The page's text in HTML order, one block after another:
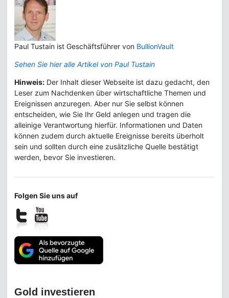
Paul Tustain ist Geschäftsführer von BullionVault
Sehen Sie hier alle Artikel von Paul Tustain
Hinweis: Der Inhalt dieser Webseite ist dazu gedacht, den
Leser zum Nachdenken über wirtschaftliche Themen und
Ereignissen anzuregen. Aber nur Sie selbst können
entscheiden, wie Sie Ihr Geld anlegen und tragen die
alleinige Verantwortung hierfür. Informationen und Daten
können zudem durch aktuelle Ereignisse bereits überholt
sein und sollten durch eine zusätzliche Quelle bestätigt
werden, bevor Sie investieren.
Folgen Sie uns auf
Gold investieren